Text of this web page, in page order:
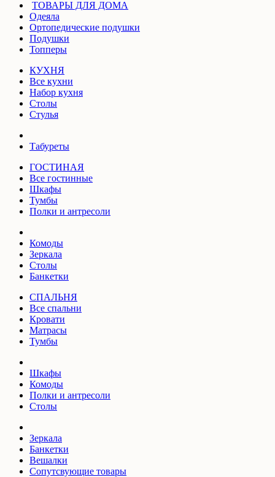
ТОВАРЫ ДЛЯ ДОМА
Одеяла
Ортопедические подушки
Подушки
Топперы
КУХНЯ
Все кухни
Набор кухня
Столы
Стулья
Табуреты
ГОСТИНАЯ
Все гостинные
Шкафы
Тумбы
Полки и антресоли
Комоды
Зеркала
Столы
Банкетки
СПАЛЬНЯ
Все спальни
Кровати
Матрасы
Тумбы
Шкафы
Комоды
Полки и антресоли
Столы
Зеркала
Банкетки
Вешалки
Сопутсвующие товары